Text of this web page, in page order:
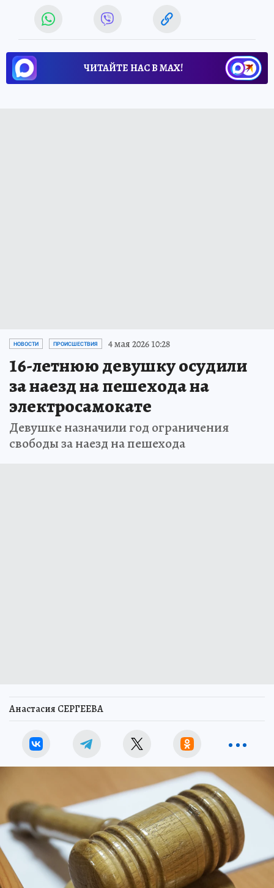
ЧИТАЙТЕ НАС В МАХ!
НОВОСТИ ПРОИСШЕСТВИЯ 4 мая 2026 10:28
16-летнюю девушку осудили
за наезд на пешехода на
электросамокате
Девушке назначили год ограничения
свободы за наезд на пешехода
Анастасия СЕРГЕЕВА